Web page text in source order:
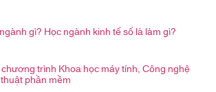
gì? Học ngành kinh tế số là làm gì?
trình Khoa học máy tính, Công nghệ
phần mềm